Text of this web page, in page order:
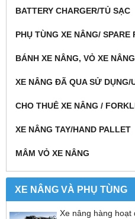
BATTERY CHARGER/TỦ SẠC
PHỤ TÙNG XE NÂNG/ SPARE
BÁNH XE NÂNG, VỎ XE
XE NÂNG ĐÃ QUA SỬ DỤNG/
CHO THUÊ XE NÂNG /
XE NÂNG TAY/HAND PALLET
MÂM VỎ XE NÂNG
XE NÂNG VÀ PHỤ TÙNG
Xe nâng hàng hoạt